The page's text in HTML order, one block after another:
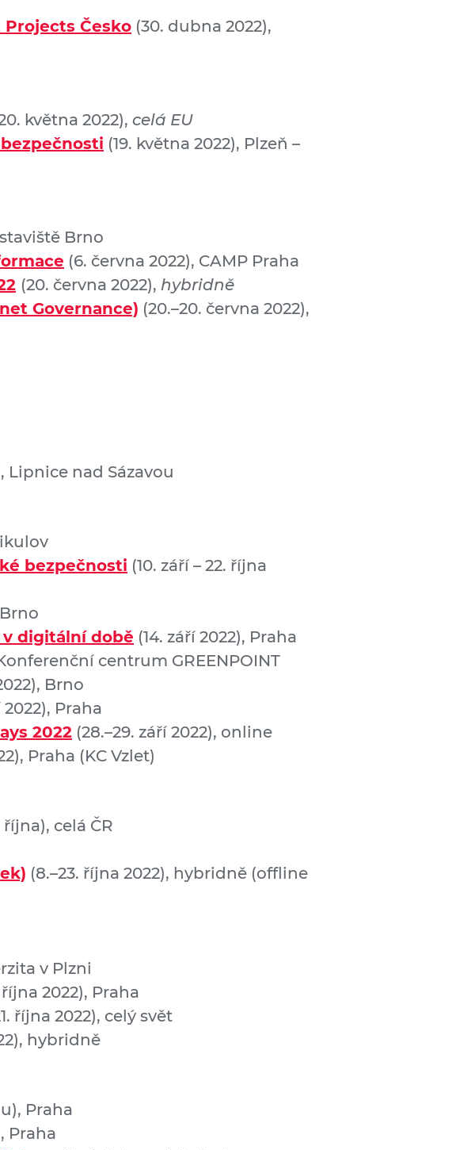
Projects Česko (30. dubna 2022),
května 2022), celá EU
(19. května 2022), Plzeň –
Brno
(6. června 2022), CAMP Praha
(20. června 2022), hybridně
Governance) (20.–20. června 2022),
Lipnice nad Sázavou
bezpečnosti (10. září – 22. října
Brno
v digitální době (14. září 2022), Praha
centrum GREENPOINT
Brno
2022), Praha
2022 (28.–29. září 2022), online
Praha (KC Vzlet)
října), celá ČR
(8.–23. října 2022), hybridně (offline
v Plzni
října 2022), Praha
října 2022), celý svět
hybridně
Praha
Praha